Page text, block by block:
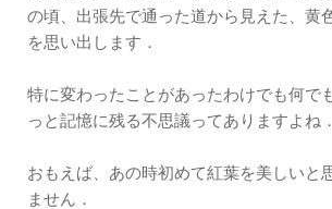
の頃、出張先で通った道から見えた、黄
を思い出します．
特に変わったことがあったわけでも何で
っと記憶に残る不思議ってありますよね．
おもえば、あの時初めて紅葉を美しいと
ません．